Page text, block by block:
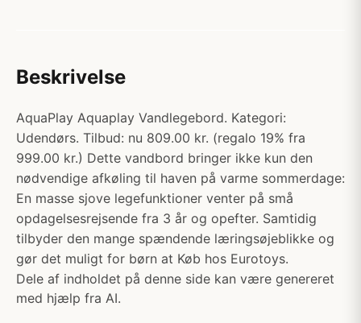
Beskrivelse
AquaPlay Aquaplay Vandlegebord. Kategori:
Udendørs. Tilbud: nu 809.00 kr. (regalo 19% fra
999.00 kr.) Dette vandbord bringer ikke kun den
nødvendige afkøling til haven på varme sommerdage:
En masse sjove legefunktioner venter på små
opdagelsesrejsende fra 3 år og opefter. Samtidig
tilbyder den mange spændende læringsøjeblikke og
gør det muligt for børn at Køb hos Eurotoys.
Dele af indholdet på denne side kan være genereret
med hjælp fra AI.